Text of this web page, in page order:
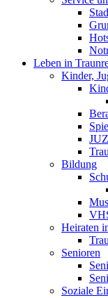
Leben in
Kinder,
Bildung
Heiraten
Senioren
Soziale